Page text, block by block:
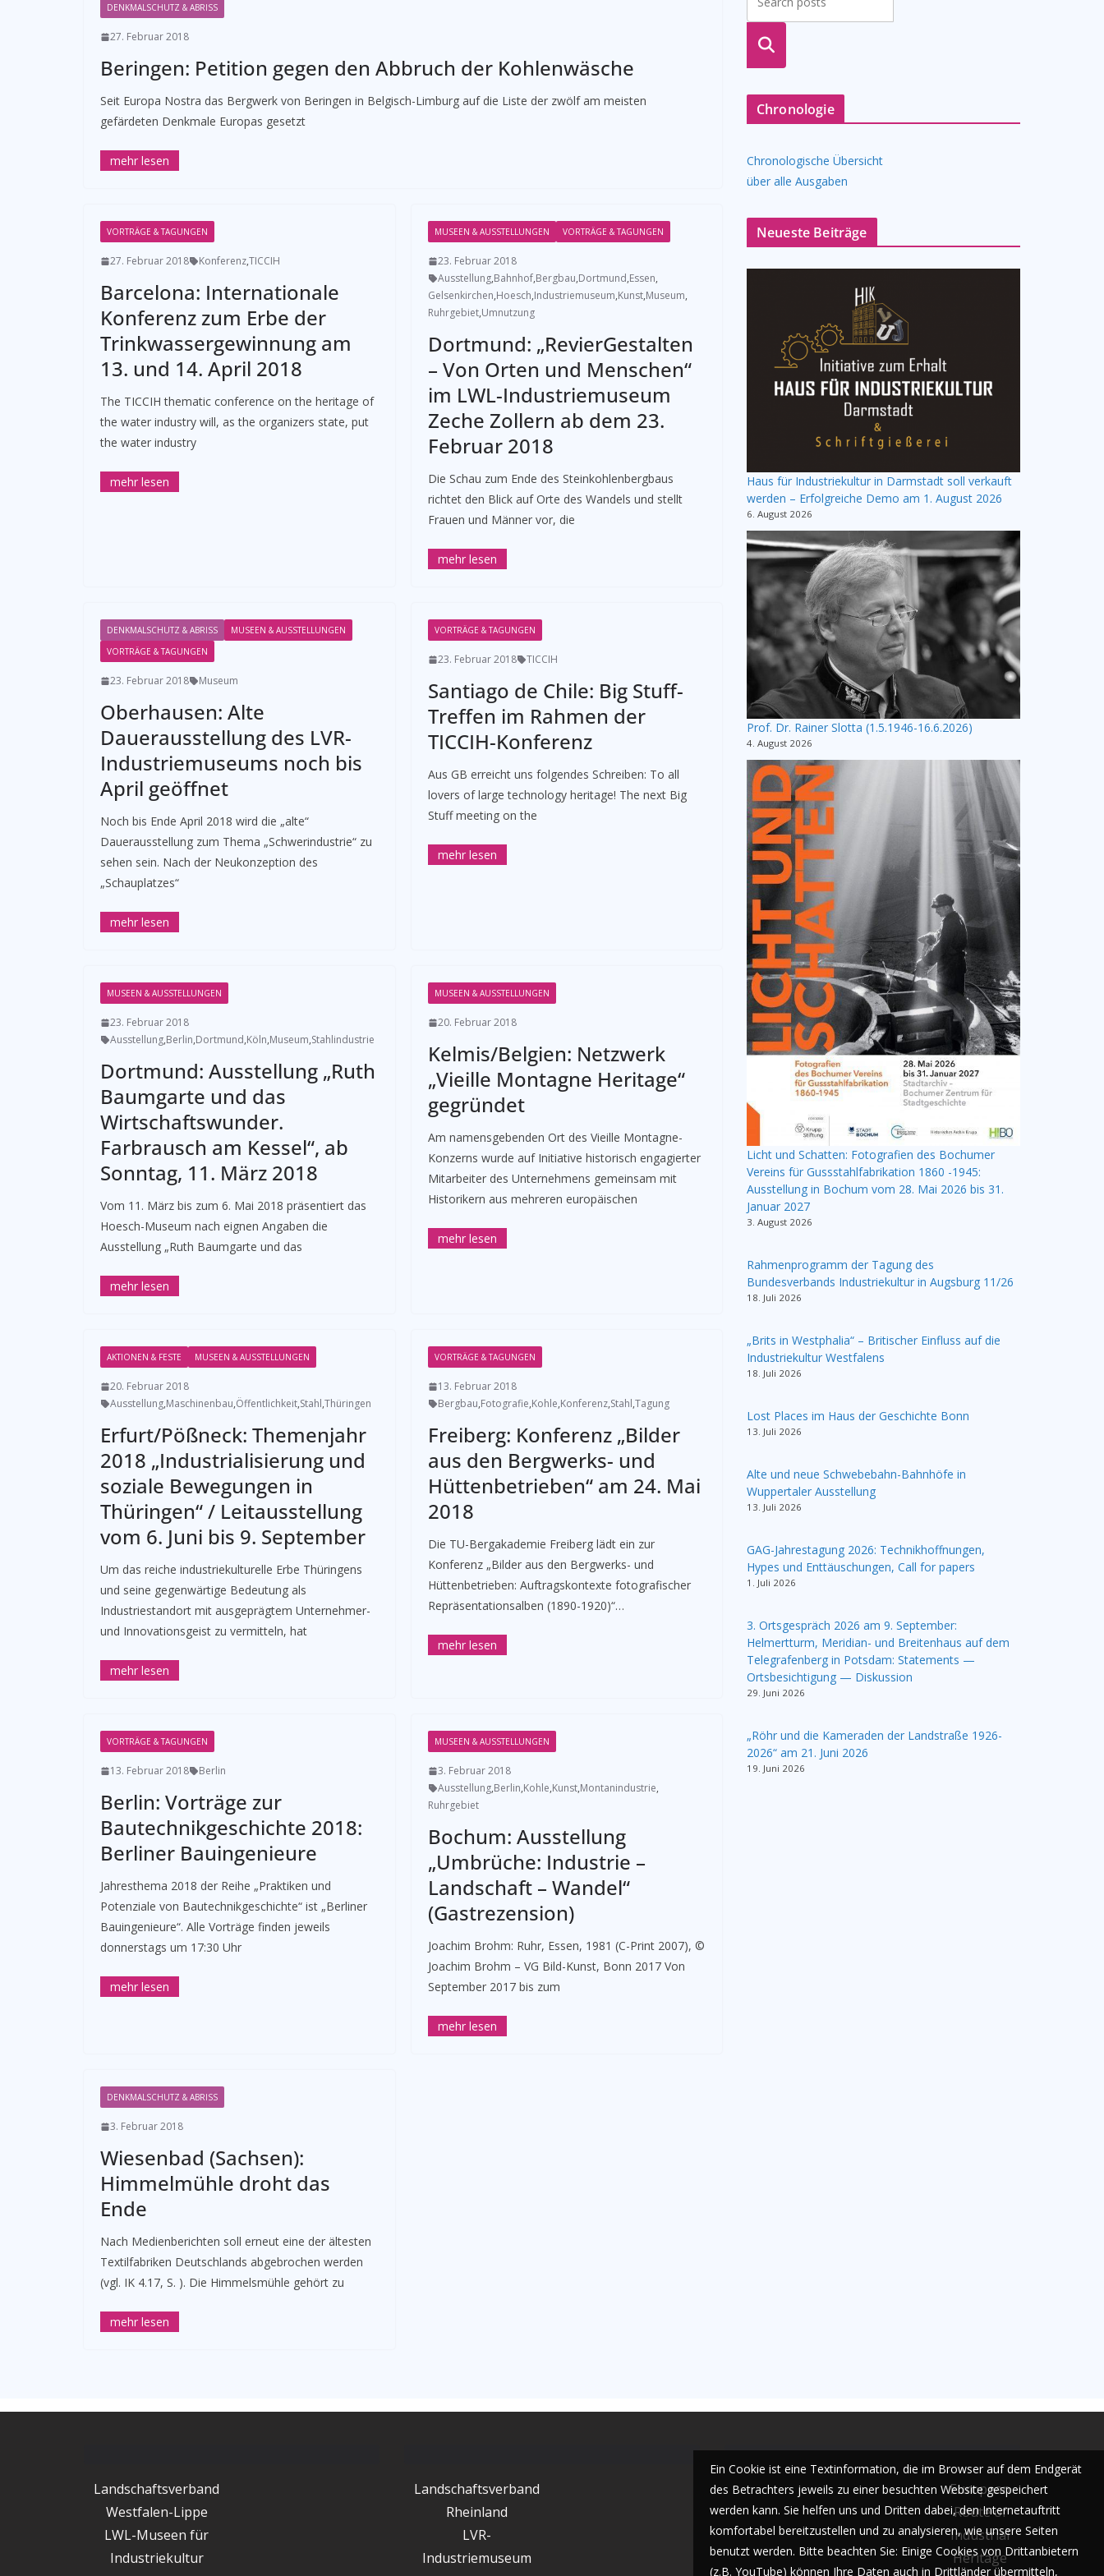
DENKMALSCHUTZ & ABRISS
27. Februar 2018
Beringen: Petition gegen den Abbruch der Kohlenwäsche
Seit Europa Nostra das Bergwerk von Beringen in Belgisch-Limburg auf die Liste der zwölf am meisten
gefärdeten Denkmale Europas gesetzt
VORTRÄGE & TAGUNGEN
27. Februar 2018 Konferenz,TICCIH
Barcelona: Internationale
Konferenz zum Erbe der
Trinkwassergewinnung am
13. und 14. April 2018
The TICCIH thematic conference on the heritage of
the water industry will, as the organizers state, put
the water industry
MUSEEN & AUSSTELLUNGEN VORTRÄGE & TAGUNGEN
23. Februar 2018
Ausstellung,Bahnhof,Bergbau,Dortmund,Essen,
Gelsenkirchen,Hoesch,Industriemuseum,Kunst,Museum,
Ruhrgebiet,Umnutzung
Dortmund: „RevierGestalten
– Von Orten und Menschen“
im LWL-Industriemuseum
Zeche Zollern ab dem 23.
Februar 2018
Die Schau zum Ende des Steinkohlenbergbaus
richtet den Blick auf Orte des Wandels und stellt
Frauen und Männer vor, die
DENKMALSCHUTZ & ABRISS
MUSEEN & AUSSTELLUNGEN
VORTRÄGE & TAGUNGEN
23. Februar 2018 Museum
Oberhausen: Alte
Dauerausstellung des LVR-
Industriemuseums noch bis
April geöffnet
Noch bis Ende April 2018 wird die „alte“
Dauerausstellung zum Thema „Schwerindustrie“ zu
sehen sein. Nach der Neukonzeption des
„Schauplatzes“
VORTRÄGE & TAGUNGEN
23. Februar 2018 TICCIH
Santiago de Chile: Big Stuff-
Treffen im Rahmen der
TICCIH-Konferenz
Aus GB erreicht uns folgendes Schreiben: To all
lovers of large technology heritage! The next Big
Stuff meeting on the
MUSEEN & AUSSTELLUNGEN
23. Februar 2018
Ausstellung,Berlin,Dortmund,Köln,Museum,Stahlindustrie
Dortmund: Ausstellung „Ruth
Baumgarte und das
Wirtschaftswunder.
Farbrausch am Kessel“, ab
Sonntag, 11. März 2018
Vom 11. März bis zum 6. Mai 2018 präsentiert das
Hoesch-Museum nach eignen Angaben die
Ausstellung „Ruth Baumgarte und das
MUSEEN & AUSSTELLUNGEN
20. Februar 2018
Kelmis/Belgien: Netzwerk
„Vieille Montagne Heritage“
gegründet
Am namensgebenden Ort des Vieille Montagne-
Konzerns wurde auf Initiative historisch engagierter
Mitarbeiter des Unternehmens gemeinsam mit
Historikern aus mehreren europäischen
AKTIONEN & FESTE MUSEEN & AUSSTELLUNGEN
20. Februar 2018
Ausstellung,Maschinenbau,Öffentlichkeit,Stahl,Thüringen
Erfurt/Pößneck: Themenjahr
2018 „Industrialisierung und
soziale Bewegungen in
Thüringen“ / Leitausstellung
vom 6. Juni bis 9. September
Um das reiche industriekulturelle Erbe Thüringens
und seine gegenwärtige Bedeutung als
Industriestandort mit ausgeprägtem Unternehmer-
und Innovationsgeist zu vermitteln, hat
VORTRÄGE & TAGUNGEN
13. Februar 2018
Bergbau,Fotografie,Kohle,Konferenz,Stahl,Tagung
Freiberg: Konferenz „Bilder
aus den Bergwerks- und
Hüttenbetrieben“ am 24. Mai
2018
Die TU-Bergakademie Freiberg lädt ein zur
Konferenz „Bilder aus den Bergwerks- und
Hüttenbetrieben: Auftragskontexte fotografischer
Repräsentationsalben (1890-1920)“…
VORTRÄGE & TAGUNGEN
13. Februar 2018 Berlin
Berlin: Vorträge zur
Bautechnikgeschichte 2018:
Berliner Bauingenieure
Jahresthema 2018 der Reihe „Praktiken und
Potenziale von Bautechnikgeschichte“ ist „Berliner
Bauingenieure“. Alle Vorträge finden jeweils
donnerstags um 17:30 Uhr
MUSEEN & AUSSTELLUNGEN
3. Februar 2018
Ausstellung,Berlin,Kohle,Kunst,Montanindustrie,
Ruhrgebiet
Bochum: Ausstellung
„Umbrüche: Industrie –
Landschaft – Wandel“
(Gastrezension)
Joachim Brohm: Ruhr, Essen, 1981 (C-Print 2007), ©
Joachim Brohm – VG Bild-Kunst, Bonn 2017 Von
September 2017 bis zum
DENKMALSCHUTZ & ABRISS
3. Februar 2018
Wiesenbad (Sachsen):
Himmelmühle droht das
Ende
Nach Medienberichten soll erneut eine der ältesten
Textilfabriken Deutschlands abgebrochen werden
(vgl. IK 4.17, S. ). Die Himmelsmühle gehört zu
suche
Chronologie
Chronologische Übersicht
über alle Ausgaben
Neueste Beiträge
Haus für Industriekultur in Darmstadt soll verkauft
werden – Erfolgreiche Demo am 1. August 2026
6. August 2026
Prof. Dr. Rainer Slotta (1.5.1946-16.6.2026)
4. August 2026
Licht und Schatten: Fotografien des Bochumer
Vereins für Gussstahlfabrikation 1860 -1945:
Ausstellung in Bochum vom 28. Mai 2026 bis 31.
Januar 2027
3. August 2026
Rahmenprogramm der Tagung des
Bundesverbands Industriekultur in Augsburg 11/26
18. Juli 2026
„Brits in Westphalia“ – Britischer Einfluss auf die
Industriekultur Westfalens
18. Juli 2026
Lost Places im Haus der Geschichte Bonn
13. Juli 2026
Alte und neue Schwebebahn-Bahnhöfe in
Wuppertaler Ausstellung
13. Juli 2026
GAG-Jahrestagung 2026: Technikhoffnungen,
Hypes und Enttäuschungen, Call for papers
1. Juli 2026
3. Ortsgespräch 2026 am 9. September:
Helmertturm, Meridian- und Breitenhaus auf dem
Telegrafenberg in Potsdam: Statements —
Ortsbesichtigung — Diskussion
29. Juni 2026
„Röhr und die Kameraden der Landstraße 1926-
2026“ am 21. Juni 2026
19. Juni 2026
Landschaftsverband
Westfalen-Lippe
LWL-Museen für
Industriekultur
Landschaftsverband
Rheinland
LVR-
Industriemuseum
European
Route of
Industrial
Heritage
Ein Cookie ist eine Textinformation, die im Browser auf dem Endgerät
des Betrachters jeweils zu einer besuchten Website gespeichert
werden kann. Sie helfen uns und Dritten dabei, den Internetauftritt
komfortabel bereitzustellen und zu analysieren, wie unsere Seiten
benutzt werden. Bitte beachten Sie: Einige Cookies von Drittanbietern
(z.B. YouTube) können Ihre Daten auch in Drittländer übermitteln,